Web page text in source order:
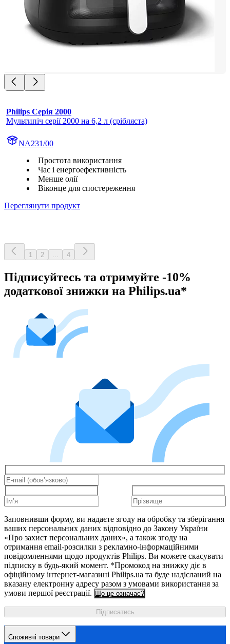
Philips Серія 2000
Мультипіч серії 2000 на 6,2 л (срібляста)
NA231/00
Простота використання
Час і енергоефективність
Менше олії
Віконце для спостереження
Переглянути продукт
1 2 4
Підписуйтесь та отримуйте -10%
додаткової знижки на Philips.ua*
Заповнивши форму, ви надаєте згоду на обробку та зберігання
ваших персональних даних відповідно до Закону України
«Про захист персональних даних», а також згоду на
отримання email-розсилки з рекламно-інформаційними
повідомленнями щодо продуктів Philips. Ви можете скасувати
підписку в будь-який момент. *Промокод на знижку діє в
офіційному інтернет-магазині Philips.ua та буде надісланий на
вказану електронну адресу разом з умовами використання за
умови першої реєстрації.
Що це означає?
Підписатись
Споживчі товари